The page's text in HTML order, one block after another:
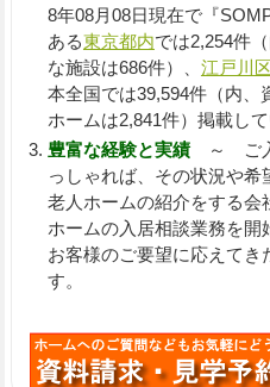
8年08月08日現在で『
ある東京都内では2,254件
な施設は686件）、 江戸川
本全国では39,594件（内、
ホームは2,841件）掲載して
豊富な経験と実績～ ご入
っしゃれば、その状況や希
老人ホームの紹介をする会
ホームの入居相談業務を開
お客様のご要望に応えてき
す。